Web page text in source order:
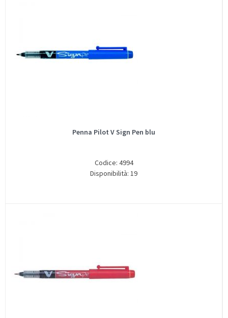
Penna Pilot V Sign Pen blu
Codice: 4994
Disponibilità: 19